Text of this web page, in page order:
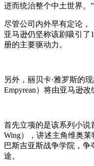
进而统治整个中土世界。”
尽管公司内外早有定论，
亚马逊仍坚称该剧吸引了
册的主要驱动力。
另外，丽贝卡·雅罗斯的
Empyrean）将由亚马逊改
首先立项的是该系列小说
Wing），讲述主角维奥
巴斯吉亚斯战争学院，
途。